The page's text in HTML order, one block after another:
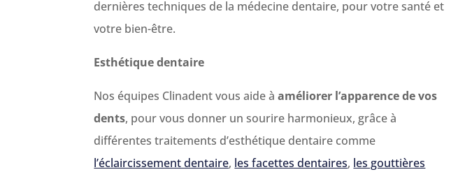
dernières techniques de la médecine dentaire, pour votre santé et
votre bien-être.
Esthétique dentaire
Nos équipes Clinadent vous aide àaméliorer l’apparence de vos
dents, pour vous donner un sourire harmonieux, grâce à
différentes traitements d’esthétique dentaire comme
l’éclaircissement dentaire, les facettes dentaires, les gouttières